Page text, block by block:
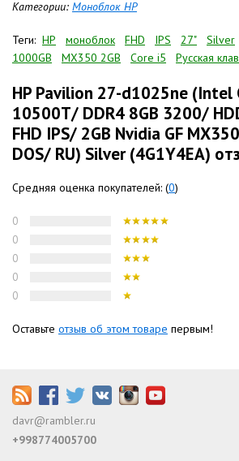
Категории: Моноблок HP
Теги: HP моноблок FHD IPS 27" Silver
1000GB
MX350 2GB Core i5 Русская
HP Pavilion 27-d1025ne (Intel
10500T/ DDR4 8GB 3200/
FHD IPS/ 2GB Nvidia GF
DOS/ RU) Silver (4G1Y4EA)
Средняя оценка покупателей: (0)
0
0
0
0
0
Оставьте отзыв об этом товаре первым!
davr@rambler.ru
+998774005700